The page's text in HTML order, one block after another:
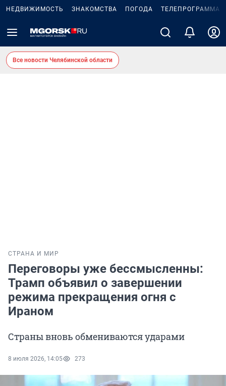
НЕДВИЖИМОСТЬ ЗНАКОМСТВА ПОГОДА ТЕЛЕПРОГРАММА
Все новости Челябинской области
СТРАНА И МИР
Переговоры уже бессмысленны:
Трамп объявил о завершении
режима прекращения огня с
Ираном
Страны вновь обмениваются ударами
8 июля 2026, 14:05 273